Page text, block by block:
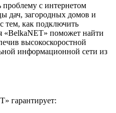
проблему с интернетом
дач, загородных домов и
тем, как подключить
«BelkaNET» поможет найти
высокоскоростной
информационной сети из
гарантирует: